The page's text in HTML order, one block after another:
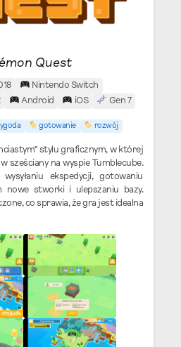
Quest
Nintendo Switch
Android iOS Gen 7
gotowanie rozwój
stylu graficznym, w której
sześciany na wyspie Tumblecube.
ekspedycji, gotowaniu
nowe stworki i ulepszaniu bazy.
co sprawia, że gra jest idealna